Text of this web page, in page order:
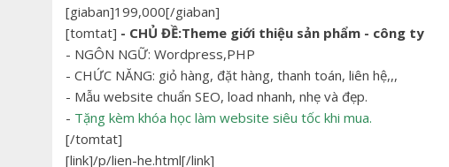
[giaban]199,000[/giaban]
[tomtat] - CHỦ ĐỀ:Theme giới thiệu sản phẩm - công ty
- NGÔN NGỮ: Wordpress,PHP
- CHỨC NĂNG: giỏ hàng, đặt hàng, thanh toán, liên hệ,,,
- Mẫu website chuẩn SEO, load nhanh, nhẹ và đẹp.
- Tặng kèm khóa học làm website siêu tốc khi mua.
[/tomtat]
[link]/p/lien-he.html[/link]